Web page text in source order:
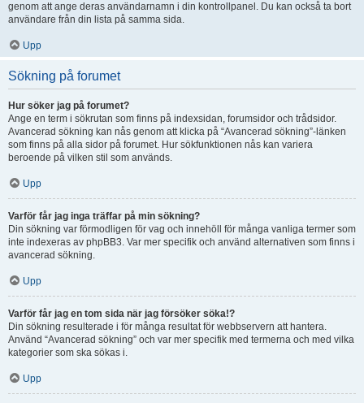
genom att ange deras användarnamn i din kontrollpanel. Du kan också ta bort
användare från din lista på samma sida.
Upp
Sökning på forumet
Hur söker jag på forumet?
Ange en term i sökrutan som finns på indexsidan, forumsidor och trådsidor.
Avancerad sökning kan nås genom att klicka på “Avancerad sökning”-länken
som finns på alla sidor på forumet. Hur sökfunktionen nås kan variera
beroende på vilken stil som används.
Upp
Varför får jag inga träffar på min sökning?
Din sökning var förmodligen för vag och innehöll för många vanliga termer som
inte indexeras av phpBB3. Var mer specifik och använd alternativen som finns i
avancerad sökning.
Upp
Varför får jag en tom sida när jag försöker söka!?
Din sökning resulterade i för många resultat för webbservern att hantera.
Använd “Avancerad sökning” och var mer specifik med termerna och med vilka
kategorier som ska sökas i.
Upp